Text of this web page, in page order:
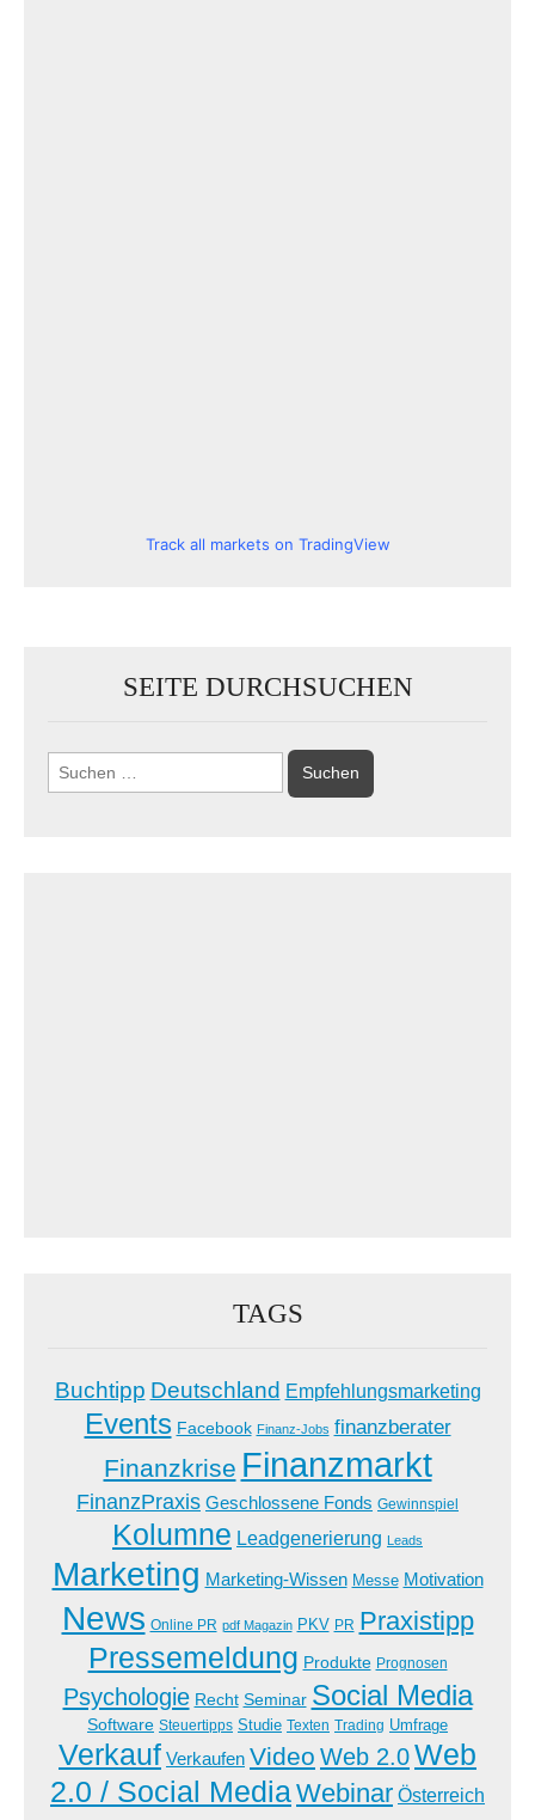
Track all markets on TradingView
SEITE DURCHSUCHEN
Suchen
nach:
TAGS
Buchtipp Deutschland Empfehlungsmarketing
Events Facebook Finanz-Jobs finanzberater
Finanzkrise Finanzmarkt
FinanzPraxis Geschlossene Fonds Gewinnspiel
Kolumne Leadgenerierung Leads
Marketing Marketing-Wissen Messe Motivation
News Online PR pdf Magazin PKV PR Praxistipp
Pressemeldung Produkte Prognosen
Psychologie Recht Seminar Social Media
Software Steuertipps Studie Texten Trading Umfrage
Verkauf Verkaufen Video Web 2.0Web
2.0 / Social MediaWebinar Österreich